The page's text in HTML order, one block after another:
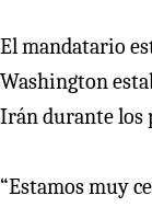
El mandatario
Washington
Irán durante los
“Estamos muy